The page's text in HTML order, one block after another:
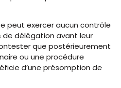
peut exercer aucun contrôle
de délégation avant leur
que postérieurement
ou une procédure
d’une présomption de